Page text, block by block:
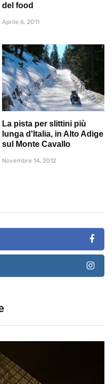
del food
Aprile 6, 2011
La pista per slittini più
lunga d'Italia, in Alto Adige
sul Monte Cavallo
Novembre 14, 2012